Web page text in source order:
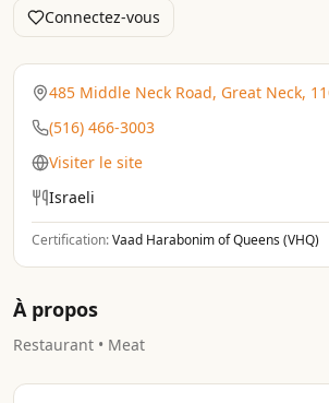
Connectez-vous
485 Middle Neck Road, Great Neck,
(516) 466-3003
Visiter le site
Israeli
Certification:Vaad Harabonim of Queens (VHQ)
À propos
Restaurant • Meat